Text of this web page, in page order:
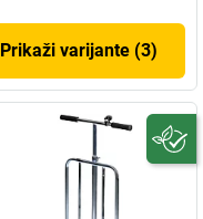
Prikaži varijante (3)